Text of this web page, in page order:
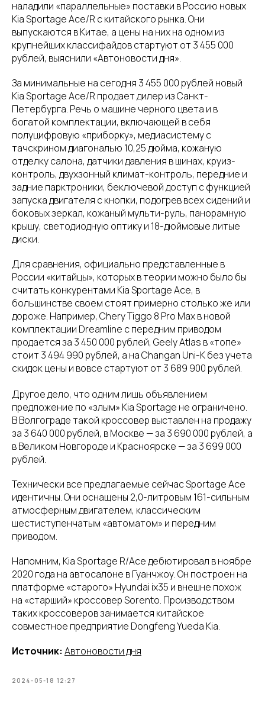
наладили «параллельные» поставки в Россию новых
Kia Sportage Ace/R с китайского рынка. Они
выпускаются в Китае, а цены на них на одном из
крупнейших классифайдов стартуют от 3 455 000
рублей, выяснили «Автоновости дня».
За минимальные на сегодня 3 455 000 рублей новый
Kia Sportage Ace/R продает дилер из Санкт-
Петербурга. Речь о машине черного цвета и в
богатой комплектации, включающей в себя
полуцифровую «приборку», медиасистему с
тачскрином диагональю 10,25 дюйма, кожаную
отделку салона, датчики давления в шинах, круиз-
контроль, двухзонный климат-контроль, передние и
задние парктроники, беключевой доступ с функцией
запуска двигателя с кнопки, подогрев всех сидений и
боковых зеркал, кожаный мульти-руль, панорамную
крышу, светодиодную оптику и 18-дюймовые литые
диски.
Для сравнения, официально представленные в
России «китайцы», которых в теории можно было бы
считать конкурентами Kia Sportage Ace, в
большинстве своем стоят примерно столько же или
дороже. Например, Chery Tiggo 8 Pro Max в новой
комплектации Dreamline с передним приводом
продается за 3 450 000 рублей, Geely Atlas в «топе»
стоит 3 494 990 рублей, а на Changan Uni-K без учета
скидок цены и вовсе стартуют от 3 689 900 рублей.
Другое дело, что одним лишь объявлением
предложение по «злым» Kia Sportage не ограничено.
В Волгограде такой кроссовер выставлен на продажу
за 3 640 000 рублей, в Москве — за 3 690 000 рублей, а
в Великом Новгороде и Красноярске — за 3 699 000
рублей.
Технически все предлагаемые сейчас Sportage Ace
идентичны. Они оснащены 2,0-литровым 161-сильным
атмосферным двигателем, классическим
шестиступенчатым «автоматом» и передним
приводом.
Напомним, Kia Sportage R/Ace дебютировал в ноябре
2020 года на автосалоне в Гуанчжоу. Он построен на
платформе «старого» Hyundai ix35 и внешне похож
на «старший» кроссовер Sorento. Производством
таких кроссоверов занимается китайское
совместное предприятие Dongfeng Yueda Kia.
Источник: Автоновости дня
2024-05-18 12:27